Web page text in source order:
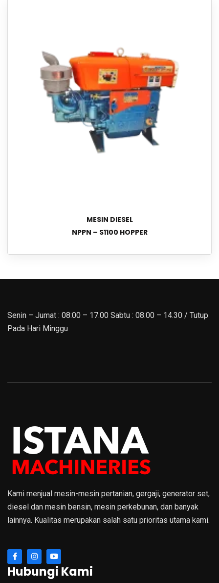
MESIN DIESEL
NPPN – S1100 HOPPER
Senin – Jumat : 08:00 – 17.00 Sabtu : 08.00 – 14.30 / Tutup
Pada Hari Minggu
Kami menjual mesin-mesin pertanian, gergaji, generator set,
diesel dan mesin bensin, mesin perkebunan, dan banyak
lainnya. Kualitas merupakan salah satu prioritas utama kami.
Hubungi Kami